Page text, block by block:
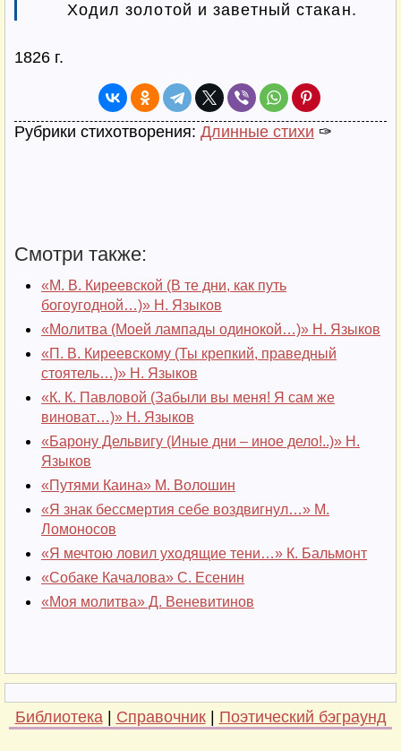
     Ходил золотой и заветный стакан.
1826 г.
Рубрики стихотворения: Длинные стихи ✑
Смотри также:
«М. В. Киреевской (В те дни, как путь
богоугодной…)» Н. Языков
«Молитва (Моей лампады одинокой…)» Н. Языков
«П. В. Киреевскому (Ты крепкий, праведный
стоятель…)» Н. Языков
«К. К. Павловой (Забыли вы меня! Я сам же
виноват…)» Н. Языков
«Барону Дельвигу (Иные дни – иное дело!..)» Н.
Языков
«Путями Каина» М. Волошин
«Я знак бессмертия себе воздвигнул…» М.
Ломоносов
«Я мечтою ловил уходящие тени…» К. Бальмонт
«Собаке Качалова» С. Есенин
«Моя молитва» Д. Веневитинов
Библиотека| Справочник| Поэтический бэграунд